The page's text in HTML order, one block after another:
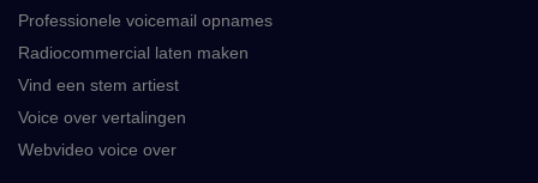
Professionele voicemail opnames
Radiocommercial laten maken
Vind een stem artiest
Voice over vertalingen
Webvideo voice over